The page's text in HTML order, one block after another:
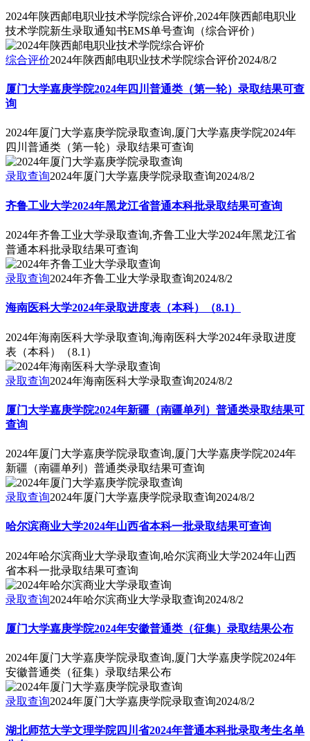
2024年陕西邮电职业技术学院综合评价,2024年陕西邮电职业
技术学院新生录取通知书EMS单号查询（综合评价）
综合评价2024年陕西邮电职业技术学院综合评价2024/8/2
厦门大学嘉庚学院2024年四川普通类（第一轮）录取结果可查
询
2024年厦门大学嘉庚学院录取查询,厦门大学嘉庚学院2024年
四川普通类（第一轮）录取结果可查询
录取查询2024年厦门大学嘉庚学院录取查询2024/8/2
齐鲁工业大学2024年黑龙江省普通本科批录取结果可查询
2024年齐鲁工业大学录取查询,齐鲁工业大学2024年黑龙江省
普通本科批录取结果可查询
录取查询2024年齐鲁工业大学录取查询2024/8/2
海南医科大学2024年录取进度表（本科）（8.1）
2024年海南医科大学录取查询,海南医科大学2024年录取进度
表（本科）（8.1）
录取查询2024年海南医科大学录取查询2024/8/2
厦门大学嘉庚学院2024年新疆（南疆单列）普通类录取结果可
查询
2024年厦门大学嘉庚学院录取查询,厦门大学嘉庚学院2024年
新疆（南疆单列）普通类录取结果可查询
录取查询2024年厦门大学嘉庚学院录取查询2024/8/2
哈尔滨商业大学2024年山西省本科一批录取结果可查询
2024年哈尔滨商业大学录取查询,哈尔滨商业大学2024年山西
省本科一批录取结果可查询
录取查询2024年哈尔滨商业大学录取查询2024/8/2
厦门大学嘉庚学院2024年安徽普通类（征集）录取结果公布
2024年厦门大学嘉庚学院录取查询,厦门大学嘉庚学院2024年
安徽普通类（征集）录取结果公布
录取查询2024年厦门大学嘉庚学院录取查询2024/8/2
湖北师范大学文理学院四川省2024年普通本科批录取考生名单